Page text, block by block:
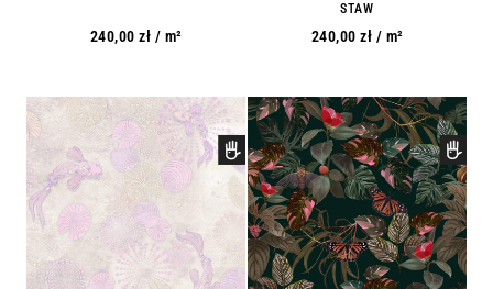
240,00 zł / m²
STAW
240,00 zł / m²